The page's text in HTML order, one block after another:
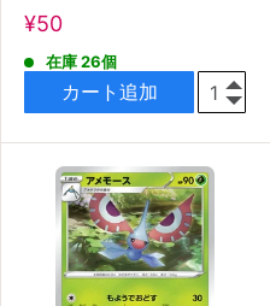
販
価
¥50
在庫 26個
カート追加